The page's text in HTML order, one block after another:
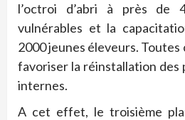
l’octroi d’abri à près de
vulnérables et la
2000 jeunes éleveurs. Toutes
favoriser la réinstallation des
internes.
A cet effet, le troisième